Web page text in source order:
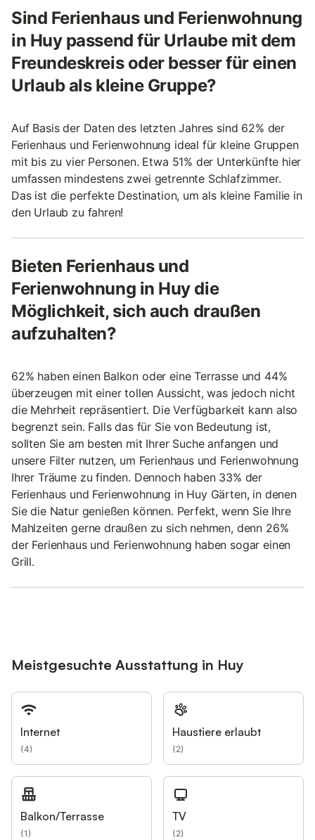
Sind Ferienhaus und Ferienwohnung
in Huy passend für Urlaube mit dem
Freundeskreis oder besser für einen
Urlaub als kleine Gruppe?
Auf Basis der Daten des letzten Jahres sind 62% der
Ferienhaus und Ferienwohnung ideal für kleine Gruppen
mit bis zu vier Personen. Etwa 51% der Unterkünfte hier
umfassen mindestens zwei getrennte Schlafzimmer.
Das ist die perfekte Destination, um als kleine Familie in
den Urlaub zu fahren!
Bieten Ferienhaus und
Ferienwohnung in Huy die
Möglichkeit, sich auch draußen
aufzuhalten?
62% haben einen Balkon oder eine Terrasse und 44%
überzeugen mit einer tollen Aussicht, was jedoch nicht
die Mehrheit repräsentiert. Die Verfügbarkeit kann also
begrenzt sein. Falls das für Sie von Bedeutung ist,
sollten Sie am besten mit Ihrer Suche anfangen und
unsere Filter nutzen, um Ferienhaus und Ferienwohnung
Ihrer Träume zu finden. Dennoch haben 33% der
Ferienhaus und Ferienwohnung in Huy Gärten, in denen
Sie die Natur genießen können. Perfekt, wenn Sie Ihre
Mahlzeiten gerne draußen zu sich nehmen, denn 26%
der Ferienhaus und Ferienwohnung haben sogar einen
Grill.
Meistgesuchte Ausstattung in Huy
Internet
(4)
Haustiere erlaubt
(2)
Balkon/Terrasse
(1)
TV
(2)